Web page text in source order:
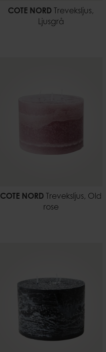
COTE NORD Treveksljus,
Ljusgrå
COTE NORD Treveksljus, Old
rose